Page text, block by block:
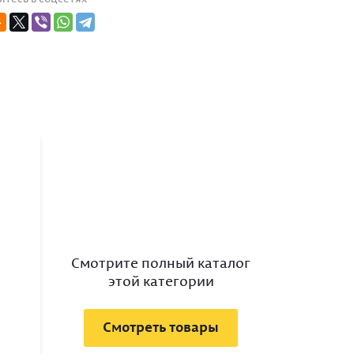
Смотрите полный каталог
этой категории
Смотреть товары